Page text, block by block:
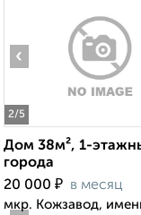
2/5
‹
Дом 38м², 1-
города
20 000 ₽ в месяц
мкр. Кожзавод,